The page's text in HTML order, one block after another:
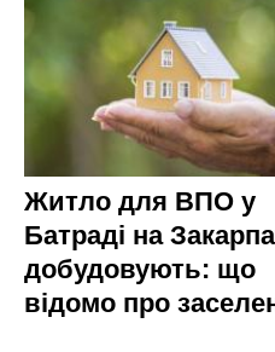
Житло для ВПО у
Батраді на
добудовують: що
відомо про